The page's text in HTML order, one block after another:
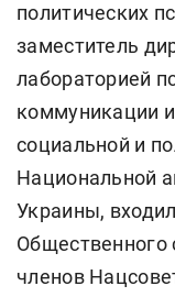
политических
заместитель
лабораторией
коммуникации
социальной и
Национальной
Украины,
Общественного
членов